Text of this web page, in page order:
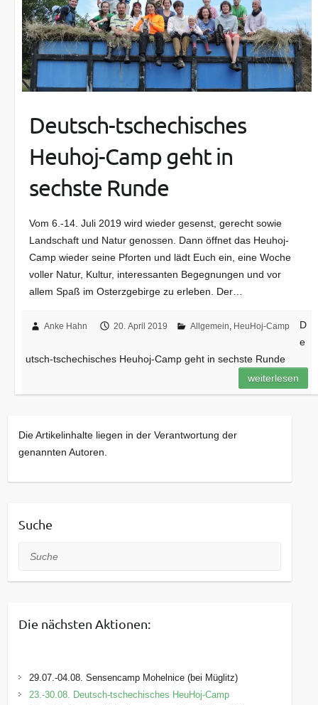
Deutsch-tschechisches
Heuhoj-Camp geht in
sechste Runde
Vom 6.-14. Juli 2019 wird wieder gesenst, gerecht sowie
Landschaft und Natur genossen. Dann öffnet das Heuhoj-
Camp wieder seine Pforten und lädt Euch ein, eine Woche
voller Natur, Kultur, interessanten Begegnungen und vor
allem Spaß im Osterzgebirge zu erleben. Der…
Anke Hahn 20. April 2019 Allgemein HeuHoj-Camp
D
e
utsch-tschechisches Heuhoj-Camp geht in sechste Runde
weiterlesen
Die Artikelinhalte liegen in der Verantwortung der
genannten Autoren.
Suche
Suche
Die nächsten Aktionen:
29.07.-04.08. Sensencamp Mohelnice (bei Müglitz)
23.-30.08. Deutsch-tschechisches HeuHoj-Camp